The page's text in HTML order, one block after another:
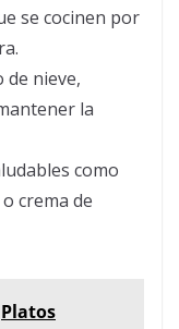
se cocinen por
de nieve,
la
como
crema de
Platos